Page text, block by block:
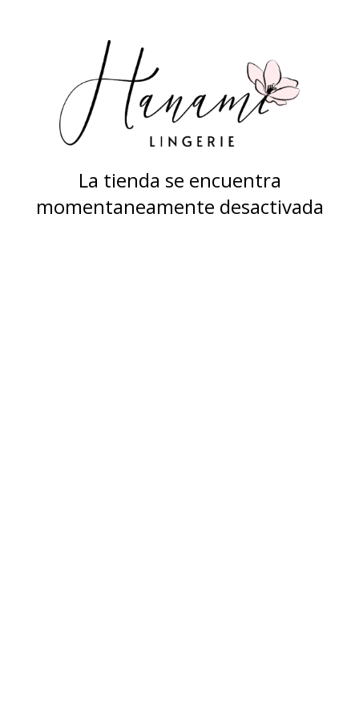
La tienda se encuentra
momentaneamente desactivada